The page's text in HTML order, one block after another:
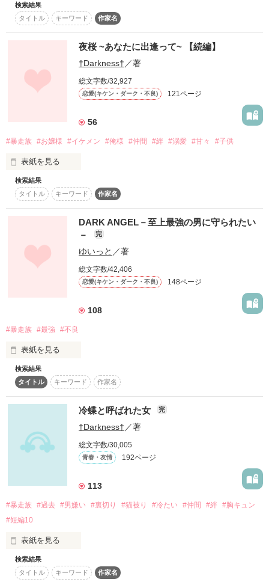
すべてフィクションです。
どうぞ、ご理解下さい！
レビュー、ありがとうございます‼︎
・金色のコルダさん
感想、ありがとうございます！！
・竹久祐さん
・ฅ幸音ゆいฅさん
・檸檬紅茶さん
・いのの.+*:ﾟ+｡さん
・☆KANON☆さん
・一木霧 モカさん
・アルーさん
・まひ(*・ωｰ)vさん
・あいか*＊さん
・心愛月さん
・熊のぷうさん、さん
・まぁちょすさん
・りょこんさん
・愛姫星さん
月日は流れたのに、
まだ、見つけられずに居た。
全てが交わる時は来る？
続編になります！
先にDark Moon＆Starを
お読み下さい。
2014.5.22完結しました！！
感想、レビュー、お待ちしております！
※暴力的なシーンを含みますので、
未成年の飲酒、煙草、無免許運転などは
法律で禁止されています。
決して助長するものではありません。
話の内容は作者の妄想で書いているものなので
すべてフィクションです。
どうぞ、ご理解下さい！
レビュー、ありがとうございます！！
・ブラッディアリスさん
・Amamirukaさん
・馬鹿友☆さん
・ミルキー大好きママさん
・星廉*seiren*さん
・あーちす、さん
・☆KANON☆さん
表の世界でお嬢様として生きている
神無月 婭緒葉[Kannazuki Aoba]
裏の世界で暴走族として生きている
堀北 透馬[Horikita Touma]
俺様，無口，女に興味なし
東城遼也[Toujyou Ryouya]
上村 大河[Uemura Taiga]
向田 遥[Mukaida Haru]
__________…
この表の神無月 婭緒葉と、
裏の5人が出逢ったら、どんな事が起こるのか？
これは、許されるものなのか？
今、この物語が始まろうとしている
検索結果
タイトル
キーワード 作家名
夜桜 ~あなたに出逢って~ 【続編】
†Darkness†／著
総文字数/32,927
恋愛(キケン・ダーク・不良) 121ページ
56
#暴走族 #お嬢様 #イケメン #俺様 #仲間 #絆 #溺愛 #甘々 #子供
表紙を見る
表の世界でお嬢様として生きている
神無月 婭緒葉[Kannazuki Aoba]
全国No.1 暴走族 龍呀
堀北 透馬[Horikita Touma]
俺様，無口，女に興味なし
×
東城遼也[Toujyou Ryouya]
上村 大河[Uemura Taiga]
チャラい
神宮寺 港[Jinguuji Minato]
向田 遥[Mukaida Haru]
極度の女嫌い
&
全国No.2 暴走族 雷神
検索結果
タイトル
キーワード 作家名
DARK ANGEL－至上最強の男に守られたい
－
完
ゆいっと ／著
総文字数/42,406
恋愛(キケン・ダーク・不良) 148ページ
108
#暴走族 #最強 #不良
表紙を見る
―本郷 美月―
１６歳
あたしはちょっと強気で意地っ張りなお嬢様
それは……
日本で１番有名で最恐の
検索結果
タイトル
キーワード 作家名
冷蝶と呼ばれた女 完
†Darkness† ／著
総文字数/30,005
青春・友情 192ページ
113
#暴走族 #過去 #男嫌い #裏切り #猫被り #冷たい #仲間 #絆 #胸キュン
#短編10
表紙を見る
検索結果
タイトル
キーワード 作家名